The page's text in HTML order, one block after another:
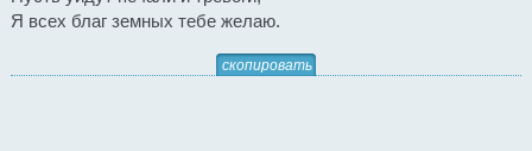
Я всех благ земных тебе желаю.
скопировать